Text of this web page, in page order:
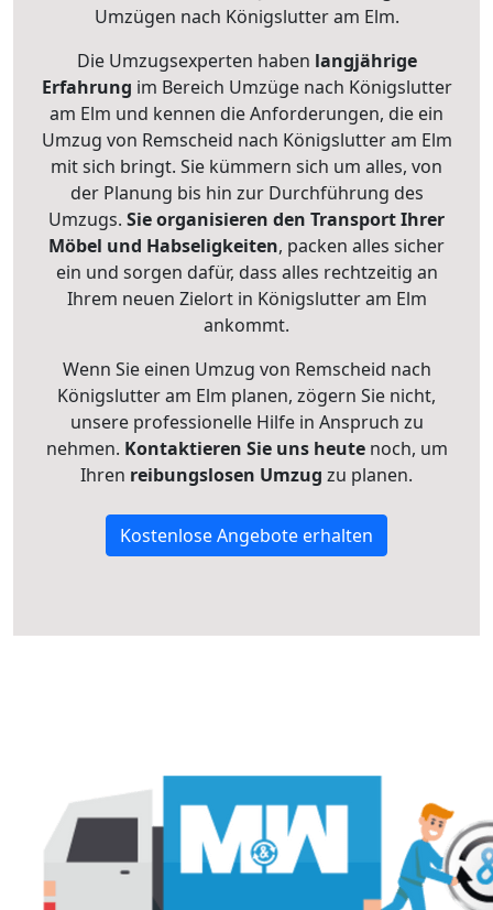
Umzügen nach Königslutter am Elm.
Die Umzugsexperten haben langjährige
Erfahrung im Bereich Umzüge nach Königslutter
am Elm und kennen die Anforderungen, die ein
Umzug von Remscheid nach Königslutter am Elm
mit sich bringt. Sie kümmern sich um alles, von
der Planung bis hin zur Durchführung des
Umzugs. Sie organisieren den Transport Ihrer
Möbel und Habseligkeiten, packen alles sicher
ein und sorgen dafür, dass alles rechtzeitig an
Ihrem neuen Zielort in Königslutter am Elm
ankommt.
Wenn Sie einen Umzug von Remscheid nach
Königslutter am Elm planen, zögern Sie nicht,
unsere professionelle Hilfe in Anspruch zu
nehmen. Kontaktieren Sie uns heutenoch, um
Ihren reibungslosen Umzug zu planen.
Kostenlose Angebote erhalten